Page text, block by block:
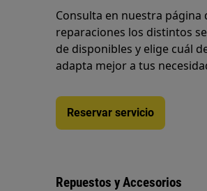
Consulta en nuestra página
reparaciones los distintos
de disponibles y elige cuál
adapta mejor a tus
Reservar servicio
Repuestos y Accesorios